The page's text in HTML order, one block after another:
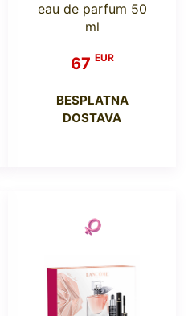
eau de parfum 50
ml
67 EUR
BESPLATNA
DOSTAVA